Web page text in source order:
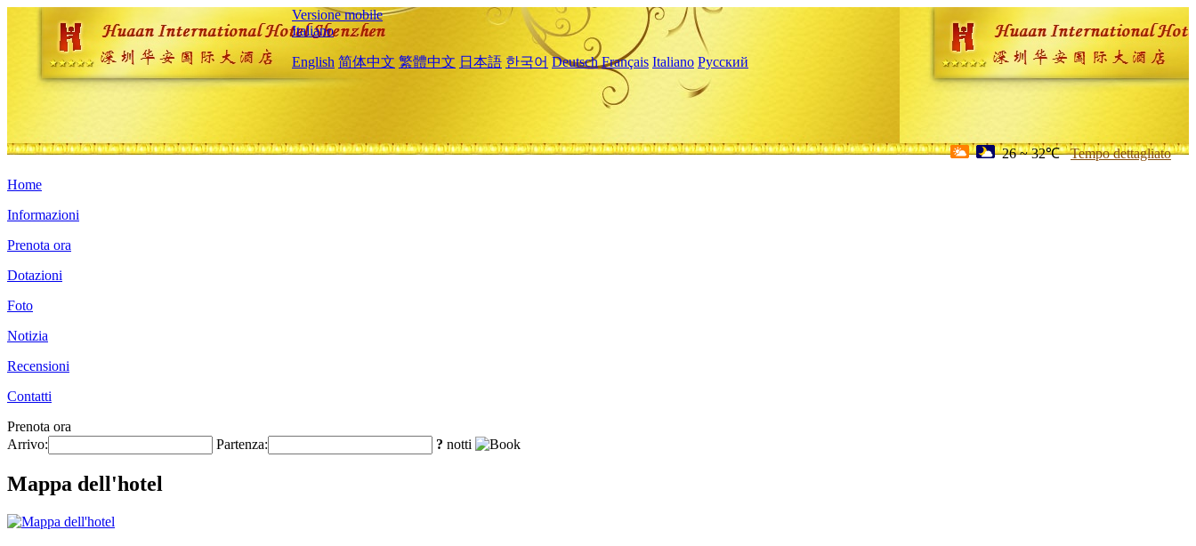
Versione mobile
Italiano
English 简体中文 繁體中文 日本語 한국어 Deutsch Français Italiano Русский
26 ~ 32℃ Tempo dettagliato
Home
Informazioni
Prenota ora
Dotazioni
Foto
Notizia
Recensioni
Contatti
Prenota ora
Arrivo:
Partenza: ? notti
Mappa dell'hotel